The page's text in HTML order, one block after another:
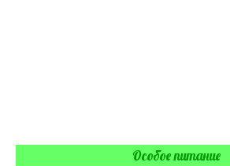
Особое питание